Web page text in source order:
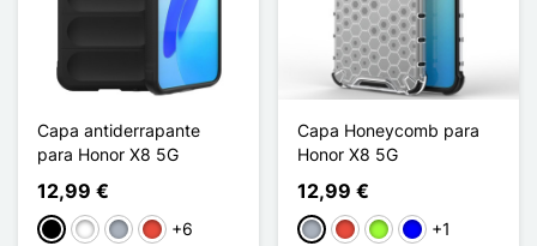
Capa antiderrapante
para Honor X8 5G
12,99 €
PretoBrancoCinzento
Vermelho
+6
Capa Honeycomb para
Honor X8 5G
12,99 €
CinzentoVermelhoVerde maçã
Azul+1